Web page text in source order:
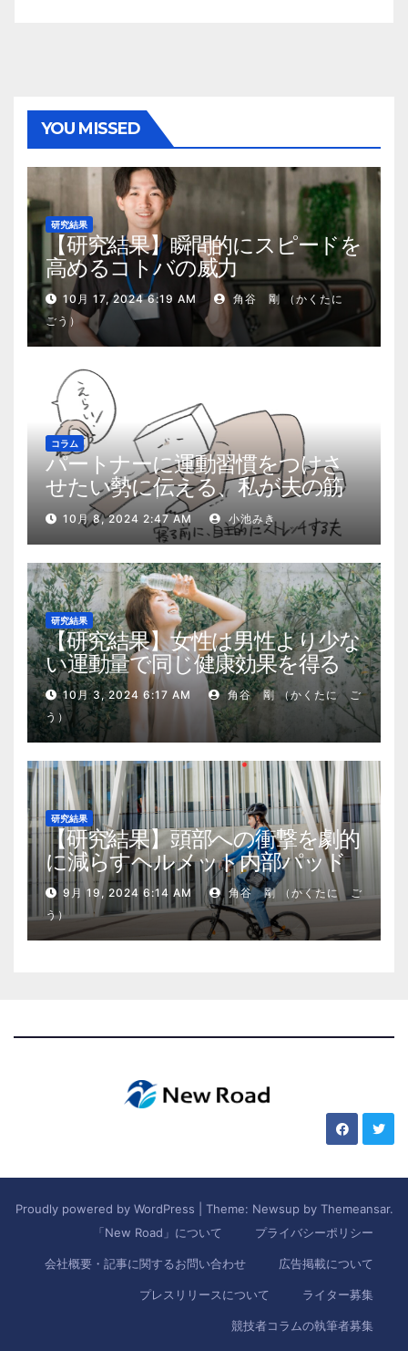
YOU MISSED
研究結果
【研究結果】瞬間的にスピードを
高めるコトバの威力
10月 17, 2024 6:19 AM
角谷 剛 （かくたに
ごう）
コラム
パートナーに運動習慣をつけさ
せたい勢に伝える、私が夫の筋
肉量を2kg増やした5ステップ
10月 8, 2024 2:47 AM 小池みき
研究結果
【研究結果】女性は男性より少な
い運動量で同じ健康効果を得る
10月 3, 2024 6:17 AM
角谷 剛 （かくたに ご
う）
研究結果
【研究結果】頭部への衝撃を劇的
に減らすヘルメット内部パッド
9月 19, 2024 6:14 AM
角谷 剛 （かくたに ご
う）
Proudly powered by WordPress Theme: Newsup by Themeansar.
「New Road」について
プライバシーポリシー
会社概要・記事に関するお問い合わせ 広告掲載について
プレスリリースについて ライター募集
競技者コラムの執筆者募集